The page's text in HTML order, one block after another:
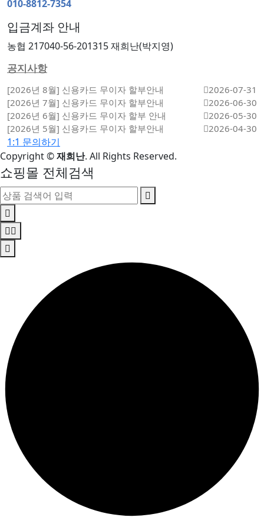
010-8812-7354
입금계좌 안내
농협 217040-56-201315 재희난(박지영)
공지사항
[2026년 8월] 신용카드 무이자 할부안내
2026-07-31
[2026년 7월] 신용카드 무이자 할부안내
2026-06-30
[2026년 6월] 신용카드 무이자 할부 안내
2026-05-30
[2026년 5월] 신용카드 무이자 할부안내
2026-04-30
1:1 문의하기
Copyright©재희난. All Rights Reserved.
쇼핑몰 전체검색